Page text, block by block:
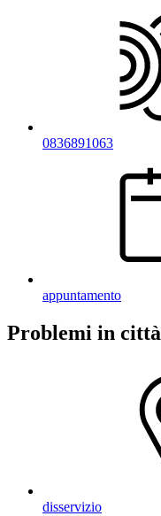
0836891063
appuntamento
Problemi in città
disservizio